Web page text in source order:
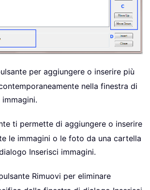
per aggiungere o inserire più
nella finestra di
ti permette di aggiungere o inserire
le immagini o le foto da una cartella
Inserisci immagini.
Rimuovi per eliminare